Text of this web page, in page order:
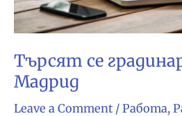
Търсят се
Мадрид
Leave a Comment / Работа,